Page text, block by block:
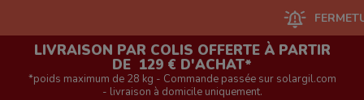
FERMETURE
LIVRAISON PAR COLIS OFFERTE À PARTIR
DE 129 € D'ACHAT*
*poids maximum de 28 kg - Commande passée sur solargil.com
- livraison à domicile uniquement.